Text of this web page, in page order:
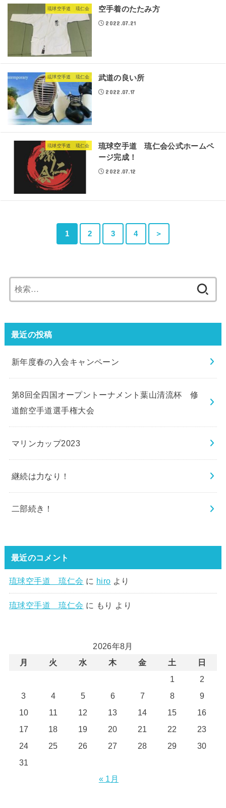
琉球空手道 琉仁会 空手着のたたみ方
2022.07.21
琉球空手道 琉仁会 武道の良い所
2022.07.17
琉球空手道 琉仁会
琉球空手道 琉仁会公式ホームペ
ージ完成！
2022.07.12
1 2 3 4 ＞
索:
最近の投稿
新年度春の入会キャンペーン
第8回全四国オープントーナメント葉山清流杯 修
道館空手道選手権大会
マリンカップ2023
継続は力なり！
二部続き！
最近のコメント
琉球空手道 琉仁会 に hiro より
琉球空手道 琉仁会 に もり より
2026年8月
月
火 水 木 金 土
日
1
2
3
4 5 6 7 8
9
10
11 12 13 14 15
16
17
18 19 20 21 22
23
24
25 26 27 28 29
30
31
« 1月